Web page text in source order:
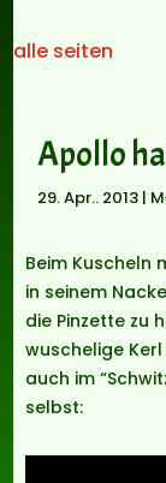
alle seiten
Apollo
29. Apr.. 2013 |
Beim Kuscheln
in seinem
die Pinzette zu
wuschelige
auch im
selbst: